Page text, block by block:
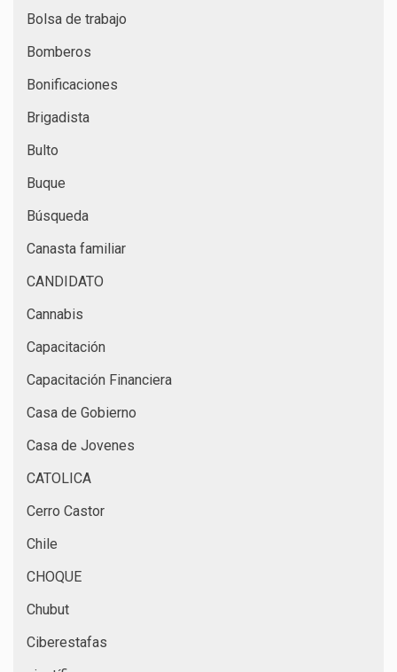
Bolsa de trabajo
Bomberos
Bonificaciones
Brigadista
Bulto
Buque
Búsqueda
Canasta familiar
CANDIDATO
Cannabis
Capacitación
Capacitación Financiera
Casa de Gobierno
Casa de Jovenes
CATOLICA
Cerro Castor
Chile
CHOQUE
Chubut
Ciberestafas